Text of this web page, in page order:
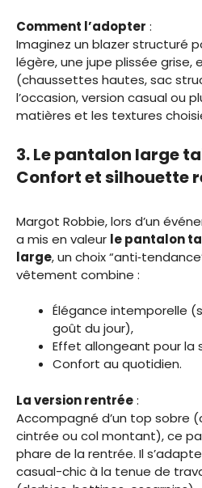
Comment l’adopter :
Imaginez un blazer structuré
légère, une jupe plissée grise,
(chaussettes hautes, sac
l’occasion, version casual ou
matières et les textures
3. Le pantalon large
Confort et silhouette
Margot Robbie, lors d’un
a mis en valeur le pantalon
large, un choix
vêtement combine :
Élégance intemporelle
goût du jour),
Effet allongeant pour la
Confort au quotidien.
La version rentrée:
Accompagné d’un top sobre
cintrée ou col montant), ce
phare de la rentrée. Il
casual-chic à la tenue de